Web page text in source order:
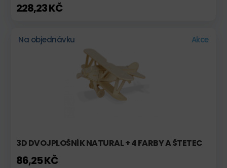
228,23 KČ
Na objednávku Akce
3D DVOJPLOŠNÍK NATURAL + 4 FARBY A ŠTETEC
86,25 KČ